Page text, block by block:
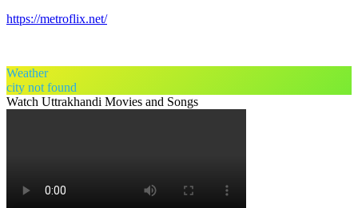
https://metroflix.net/
Weather
city not found
Watch Uttrakhandi Movies and Songs